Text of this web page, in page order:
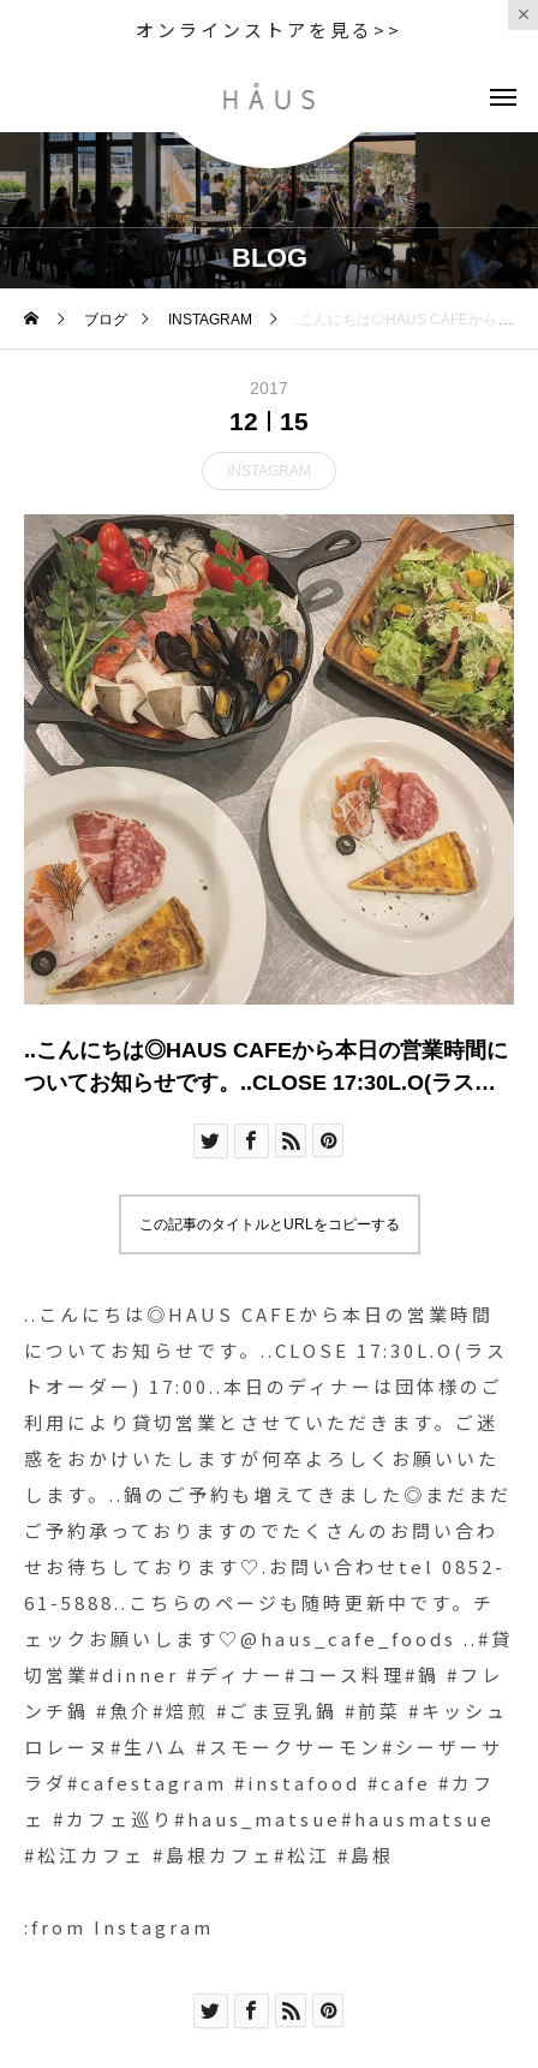
オンラインストアを見る>>
BLOG
ブログ INSTAGRAM ..こんにちは◎HAUS CAFEから本日の営業時間についてお知らせです。..CLOSE 17:30L.O(ラストオーダー) 17:00..本日のディナーは団体様のご利用により貸切営業とさせていただきます。ご迷惑をおかけいたしますが何卒よろしくお願いいたします。..鍋のご予約も増えてきました◎まだまだご予約承っておりますのでたくさんのお問い合わせお待ちしております♡.お問い合わせtel 0852-61-5888..こちらのページも随時更新中です。チェックお願いします♡@haus_cafe_foods ..#貸切営業#dinner #ディナー#コース料理#鍋 #フレンチ鍋 #魚介#焙煎 #ごま豆乳鍋 #前菜 #キッシュロレーヌ#生ハム #スモークサーモン#シーザーサラダ#cafestagram #instafood #cafe #カフェ #カフェ巡り#haus_matsue#hausmatsue #松江カフェ #島根カフェ#松江 #島根
2017
12 15
INSTAGRAM
..こんにちは◎HAUS CAFEから本日の営業時間に
ついてお知らせです。..CLOSE 17:30L.O(ラスト
用により貸切営業とさせていただきます。ご迷惑
ます。..鍋のご予約も増えてきました◎まだまだご
5888..こちらのページも随時更新中です。チェッ
クお願いします♡@haus_cafe_foods ..#貸切営業
#dinner #ディナー#コース料理#鍋 #フレンチ鍋 #
生ハム #スモークサーモン#シーザーサラダ
#cafestagram #instafood #cafe #カフェ #カフェ
巡り#haus_matsue#hausmatsue #松江カフェ #
島根カフェ#松江 #島根
この記事のタイトルとURLをコピーする
..こんにちは◎HAUS CAFEから本日の営業時間
についてお知らせです。..CLOSE 17:30L.O(ラス
トオーダー) 17:00..本日のディナーは団体様のご
利用により貸切営業とさせていただきます。ご迷
惑をおかけいたしますが何卒よろしくお願いいた
します。..鍋のご予約も増えてきました◎まだまだ
ご予約承っておりますのでたくさんのお問い合わ
せお待ちしております♡.お問い合わせtel 0852-
61-5888..こちらのページも随時更新中です。チ
ェックお願いします♡@haus_cafe_foods ..#貸
切営業#dinner #ディナー#コース料理#鍋 #フレ
ンチ鍋 #魚介#焙煎 #ごま豆乳鍋 #前菜 #キッシュ
ロレーヌ#生ハム #スモークサーモン#シーザーサ
ラダ#cafestagram #instafood #cafe #カフ
ェ #カフェ巡り#haus_matsue#hausmatsue
#松江カフェ #島根カフェ#松江 #島根
:from Instagram